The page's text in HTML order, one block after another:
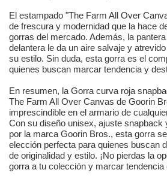
El estampado "The Farm All Over
de frescura y modernidad que la hace
gorras del mercado. Además, la
delantera le da un aire salvaje y
su estilo. Sin duda, esta gorra es el
quienes buscan marcar tendencia y
En resumen, la Gorra curva roja
The Farm All Over Canvas de Goorin
imprescindible en el armario de
Con su diseño unisex, ajuste snapback
por la marca Goorin Bros., esta gorra
elección perfecta para quienes buscan
de originalidad y estilo. ¡No pierdas la
gorra a tu colección y marcar tendencia